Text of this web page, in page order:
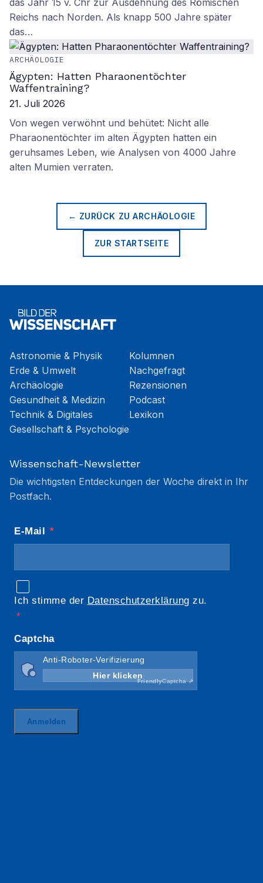
das Jahr 15 v. Chr zur Ausdehnung des Römischen
Reichs nach Norden. Als knapp 500 Jahre später
das…
ARCHÄOLOGIE
Ägypten: Hatten Pharaonentöchter
Waffentraining?
21. Juli 2026
Von wegen verwöhnt und behütet: Nicht alle
Pharaonentöchter im alten Ägypten hatten ein
geruhsames Leben, wie Analysen von 4000 Jahre
alten Mumien verraten.
← ZURÜCK ZUARCHÄOLOGIE
ZUR STARTSEITE
Astronomie & Physik
Erde & Umwelt
Archäologie
Gesundheit & Medizin
Technik & Digitales
Gesellschaft & Psychologie
Kolumnen
Nachgefragt
Rezensionen
Podcast
Lexikon
Wissenschaft-Newsletter
Die wichtigsten Entdeckungen der Woche direkt in Ihr
Postfach.